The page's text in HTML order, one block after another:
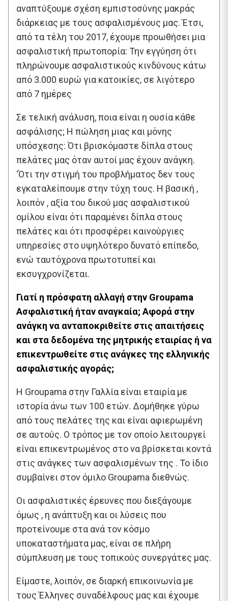
αναπτύξουμε σχέση εμπιστοσύνης μακράς
διάρκειας με τους ασφαλισμένους μας. Έτσι,
από τα τέλη του 2017, έχουμε προωθήσει μια
ασφαλιστική πρωτοπορία: Την εγγύηση ότι
πληρώνουμε ασφαλιστικούς κινδύνους κάτω
από 3.000 ευρώ για κατοικίες, σε λιγότερο
από 7 ημέρες
Σε τελική ανάλυση, ποια είναι η ουσία κάθε
ασφάλισης; Η πώληση μιας και μόνης
υπόσχεσης: Ότι βρισκόμαστε δίπλα στους
πελάτες μας όταν αυτοί μας έχουν ανάγκη.
‘Ότι την στιγμή του προβλήματος δεν τους
εγκαταλείπουμε στην τύχη τους. Η βασική ,
λοιπόν , αξία του δικού μας ασφαλιστικού
ομίλου είναι ότι παραμένει δίπλα στους
πελάτες και ότι προσφέρει καινούργιες
υπηρεσίες στο υψηλότερο δυνατό επίπεδο,
ενώ ταυτόχρονα πρωτοτυπεί και
εκσυγχρονίζεται.
Γιατί η πρόσφατη αλλαγή στην Groupama
Ασφαλιστική ήταν αναγκαία; Αφορά στην
ανάγκη να ανταποκριθείτε στις απαιτήσεις
και στα δεδομένα της μητρικής εταιρίας ή να
επικεντρωθείτε στις ανάγκες της ελληνικής
ασφαλιστικής αγοράς;
Η Groupama στην Γαλλία είναι εταιρία με
ιστορία άνω των 100 ετών. Δομήθηκε γύρω
από τους πελάτες της και είναι αφιερωμένη
σε αυτούς. Ο τρόπος με τον οποίο λειτουργεί
είναι επικεντρωμένος στο να βρίσκεται κοντά
στις ανάγκες των ασφαλισμένων της . Το ίδιο
συμβαίνει στον όμιλο Groupama διεθνώς.
Οι ασφαλιστικές έρευνες που διεξάγουμε
όμως , η ανάπτυξη και οι λύσεις που
προτείνουμε στα ανά τον κόσμο
υποκαταστήματα μας, είναι σε πλήρη
σύμπλευση με τους τοπικούς συνεργάτες μας.
Είμαστε, λοιπόν, σε διαρκή επικοινωνία με
τους Έλληνες συναδέλφους μας και έχουμε